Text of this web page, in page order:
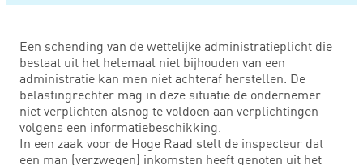
Een schending van de wettelijke administratieplicht die
bestaat uit het helemaal niet bijhouden van een
administratie kan men niet achteraf herstellen. De
belastingrechter mag in deze situatie de ondernemer
niet verplichten alsnog te voldoen aan verplichtingen
volgens een informatiebeschikking.
In een zaak voor de Hoge Raad stelt de inspecteur dat
een man (verzwegen) inkomsten heeft genoten uit het